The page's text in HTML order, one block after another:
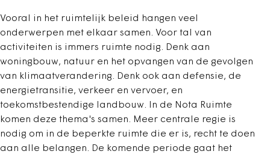
Vooral in het ruimtelijk beleid hangen veel
onderwerpen met elkaar samen. Voor tal van
activiteiten is immers ruimte nodig. Denk aan
woningbouw, natuur en het opvangen van de gevolgen
van klimaatverandering. Denk ook aan defensie, de
energietransitie, verkeer en vervoer, en
toekomstbestendige landbouw. In de Nota Ruimte
komen deze thema's samen. Meer centrale regie is
nodig om in de beperkte ruimte die er is, recht te doen
aan alle belangen. De komende periode gaat het